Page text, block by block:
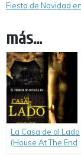
Fiesta de Navidad
más...
La Casa de al Lado
(House At The End